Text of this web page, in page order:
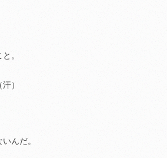
。
）
んだ。